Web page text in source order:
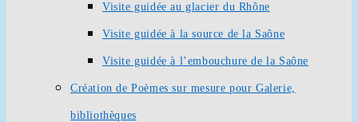
Visite guidée au glacier du Rhône
Visite guidée à la source de la Saône
Visite guidée à l’embouchure de la Saône
Création de Poèmes sur mesure pour Galerie,
bibliothèques